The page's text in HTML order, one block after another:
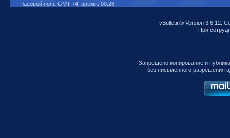
Часовой пояс GMT +4, время: 00:28
vBulletin® Version 3.6.12.
При
Запрещено копирование и
без письменного разрешения